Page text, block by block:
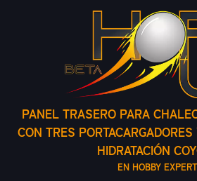
PANEL TRASERO PARA
CON TRES
HIDRATACIÓN
EN HOBBY EXPERT